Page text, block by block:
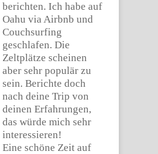
berichten. Ich habe auf
Oahu via Airbnb und
Couchsurfing
geschlafen. Die
Zeltplätze scheinen
aber sehr populär zu
sein. Berichte doch
nach deine Trip von
deinen Erfahrungen,
das würde mich sehr
interessieren!
Eine schöne Zeit auf